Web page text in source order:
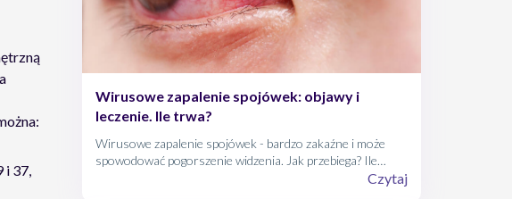
i 37,
Wirusowe zapalenie spojówek: objawy i
leczenie. Ile trwa?
Wirusowe zapalenie spojówek - bardzo zakaźne i może
spowodować pogorszenie widzenia. Jak przebiega? Ile
Czytaj